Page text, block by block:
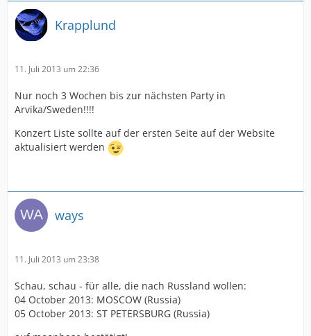
Krapplund
11. Juli 2013 um 22:36
Nur noch 3 Wochen bis zur nächsten Party in
Arvika/Sweden!!!!
Konzert Liste sollte auf der ersten Seite auf der Website
aktualisiert werden
ways
11. Juli 2013 um 23:38
Schau, schau - für alle, die nach Russland wollen:
04 October 2013: MOSCOW (Russia)
05 October 2013: ST PETERSBURG (Russia)